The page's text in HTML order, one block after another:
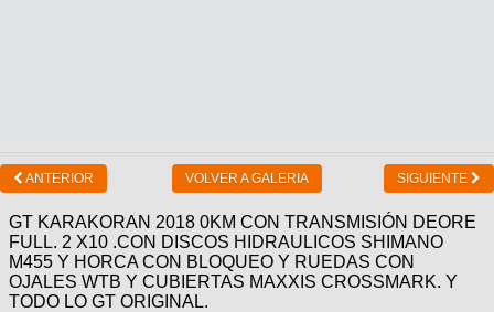
ANTERIOR VOLVER A GALERIA SIGUIENTE
GT KARAKORAN 2018 0KM CON TRANSMISIÓN DEORE
FULL. 2 X10 .CON DISCOS HIDRAULICOS SHIMANO
M455 Y HORCA CON BLOQUEO Y RUEDAS CON
OJALES WTB Y CUBIERTAS MAXXIS CROSSMARK. Y
TODO LO GT ORIGINAL.